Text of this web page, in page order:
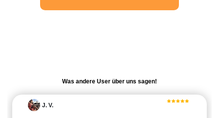
Was andere User über uns sagen!
J. V.